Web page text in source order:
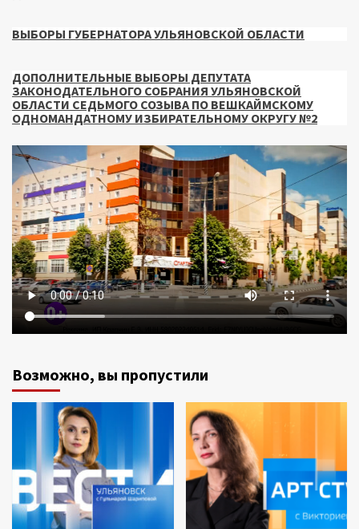
ВЫБОРЫ ГУБЕРНАТОРА УЛЬЯНОВСКОЙ ОБЛАСТИ
ДОПОЛНИТЕЛЬНЫЕ ВЫБОРЫ ДЕПУТАТА
ЗАКОНОДАТЕЛЬНОГО СОБРАНИЯ УЛЬЯНОВСКОЙ
ОБЛАСТИ СЕДЬМОГО СОЗЫВА ПО ВЕШКАЙМСКОМУ
ОДНОМАНДАТНОМУ ИЗБИРАТЕЛЬНОМУ ОКРУГУ №2
Возможно, вы пропустили